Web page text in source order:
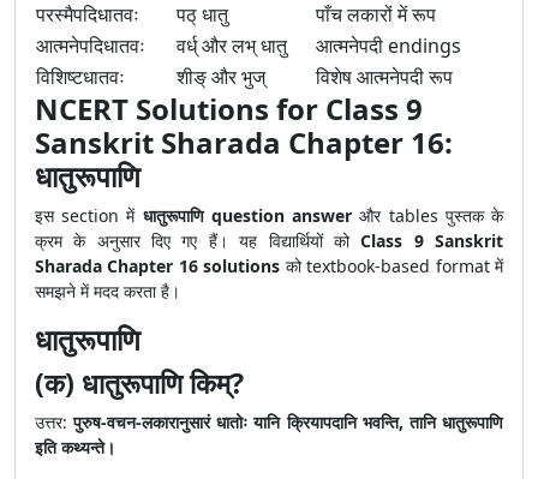
परस्मैपदिधातवः
पठ् धातु
पाँच लकारों में रूप
आत्मनेपदिधातवः
वर्ध् और लभ् धातु
आत्मनेपदी endings
विशिष्टधातवः
शीङ् और भुज् विशेष आत्मनेपदी रूप
NCERT Solutions for Class 9
Sanskrit Sharada Chapter 16:
धातुरूपाणि
इस section में धातुरूपाणि question answer और tables पुस्तक के
क्रम के अनुसार दिए गए हैं। यह विद्यार्थियों कोClass 9 Sanskrit
Sharada Chapter 16 solutions को textbook-based format में
समझने में मदद करता है।
धातुरूपाणि
(क) धातुरूपाणि किम्?
उत्तर:पुरुष-वचन-लकारानुसारं धातोः यानि क्रियापदानि भवन्ति, तानि धातुरूपाणि
इति कथ्यन्ते।